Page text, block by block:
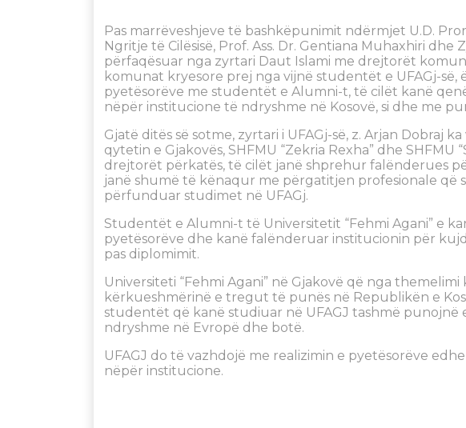
Pas marrëveshjeve të bashkëpunimit ndërmjet U.D.
Ngritje të Cilësisë, Prof. Ass. Dr. Gentiana Muhaxhiri dhe
përfaqësuar nga zyrtari Daut Islami me drejtorët
komunat kryesore prej nga vijnë studentët e UFAGj-së,
pyetësorëve me studentët e Alumni-t, të cilët kanë
nëpër institucione të ndryshme në Kosovë, si dhe me
Gjatë ditës së sotme, zyrtari i UFAGj-së, z. Arjan Dobraj
qytetin e Gjakovës, SHFMU “Zekria Rexha” dhe
drejtorët përkatës, të cilët janë shprehur falënderues
janë shumë të kënaqur me përgatitjen profesionale që
përfunduar studimet në UFAGj.
Studentët e Alumni-t të Universitetit “Fehmi Agani” e
pyetësorëve dhe kanë falënderuar institucionin për
pas diplomimit.
Universiteti “Fehmi Agani” në Gjakovë që nga
kërkueshmërinë e tregut të punës në Republikën e
studentët që kanë studiuar në UFAGJ tashmë
ndryshme në Evropë dhe botë.
UFAGJ do të vazhdojë me realizimin e pyetësorëve
nëpër institucione.